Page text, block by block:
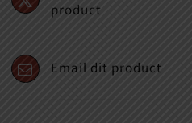
product
Email dit product